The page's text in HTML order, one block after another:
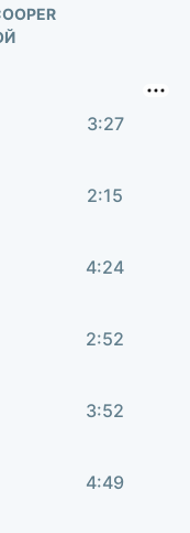
3:27
2:15
4:24
2:52
3:52
4:49